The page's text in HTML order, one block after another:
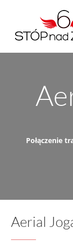
Połączenie
Aerial